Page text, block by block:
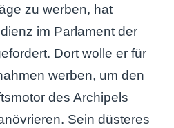
zu werben, hat
im Parlament der
Dort wolle er für
werben, um den
des Archipels
Sein düsteres